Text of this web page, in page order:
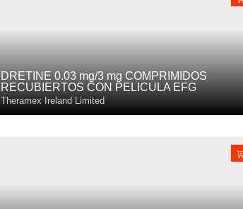
DRETINE 0.03 mg/3 mg COMPRIMIDOS
RECUBIERTOS CON PELICULA EFG
Theramex Ireland Limited